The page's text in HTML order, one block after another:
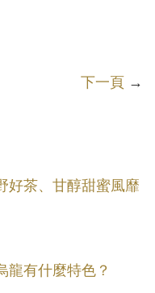
下一頁 →
好茶、甘醇甜蜜風靡
龍有什麼特色？